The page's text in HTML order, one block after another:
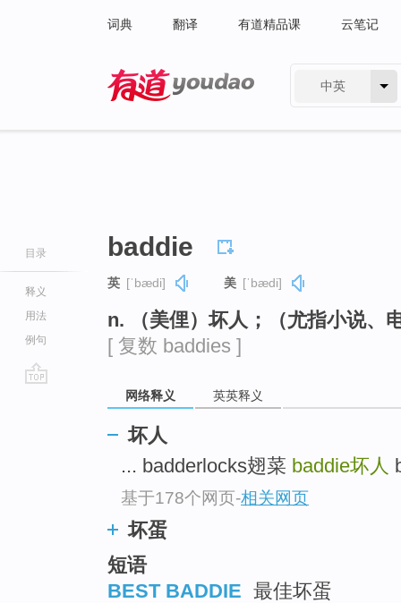
词典 翻译 有道精品课 云笔记
中英
目录
释义
用法
例句
baddie
英 [ˈbædi] 美 [ˈbædi]
n. （美俚）坏人；（尤指小说、
[ 复数 baddies ]
网络释义 英英释义
坏人
... badderlocks翅菜 baddie坏人
基于178个网页-相关网页
坏蛋
短语
BEST BADDIE 最佳坏蛋